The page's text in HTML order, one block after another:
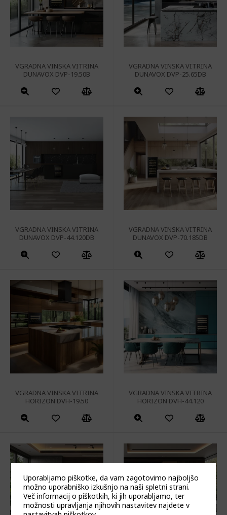
VGRADNA VINSKA VITRINA
DUNAVOX DVP-19.50B
VGRADNA VINSKA VITRINA
DUNAVOX DVP-25.65DB
VGRADNA VINSKA VITRINA
DUNAVOX DVP-44.120DB
VGRADNA VINSKA VITRINA
DUNAVOX DVP-70.185DB
VGRADNA VINSKA VITRINA
HORIZON DVH-19.50
Ta
ima
več
Možnosti
lahko
izberete
VGRADNA VINSKA VITRINA
HORIZON DVH-44.120
Ta
ima
več
Možnosti
lahko
izberete
Uporabljamo piškotke, da vam zagotovimo najboljšo
možno uporabniško izkušnjo na naši spletni strani.
Več informacij o piškotkih, ki jih uporabljamo, ter
možnosti upravljanja njihovih nastavitev najdete v